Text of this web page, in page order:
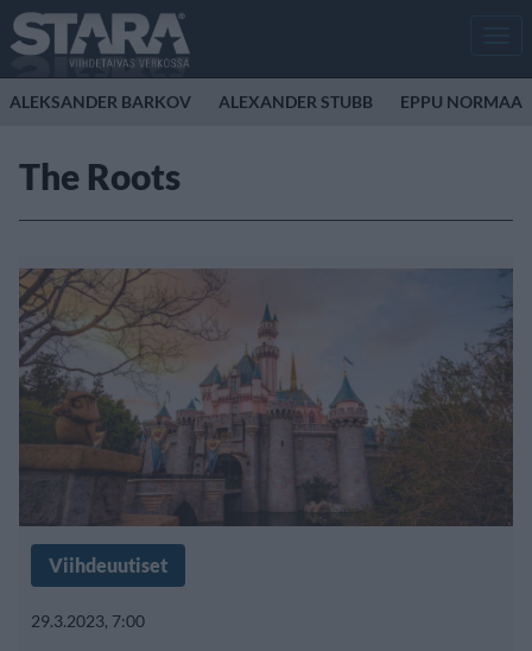
ALEKSANDER BARKOV ALEXANDER STUBB EPPU
The Roots
Viihdeuutiset
29.3.2023, 7:00